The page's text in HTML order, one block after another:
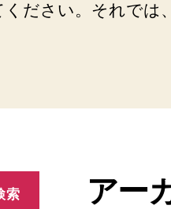
ください。それでは
アー